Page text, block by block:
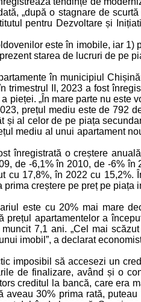
„după o stagnare de
pentru Dezvoltare și
este în imobile, iar
starea de lucruri de pe
în municipiul
II, 2023 a fost
pieței. „În mare parte nu
prețul mediu este de
și al celor de pe piața
mediu al unui apartament
înregistrată o creștere
de -6,1% în 2010, de -6%
cu 17,8%, în 2022 cu
creștere pe preț pe piața
este cu 20% mai mare
prețul apartamentelor a
7,1 ani. „Cel mai
imobil”, a declarat
imposibil să accesezi un
de finalizare, având și o
creditul la bancă, care
30% prima rată,